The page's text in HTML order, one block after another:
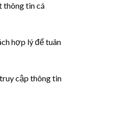
thông tin cá
hợp lý để tuân
cập thông tin